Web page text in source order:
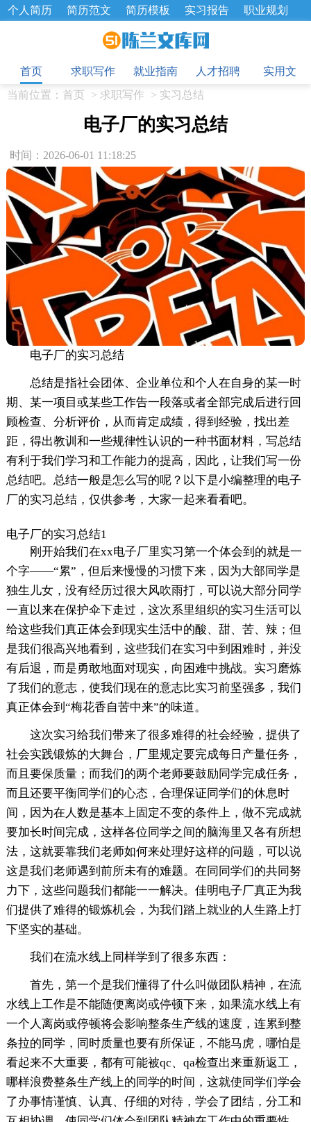
个人简历 简历范文 简历模板 实习报告
职业规划
招聘选拔 绩效考核 企业文化
工作总结
辞职报告
首页
求职写作 就业指南 人才招聘
实用文
当前位置： 首页 > 求职写作 > 实习总结
电子厂的实习总结
时间：2026-06-01 11:18:25
电子厂的实习总结
总结是指社会团体、企业单位和个人在自身的某一时
期、某一项目或某些工作告一段落或者全部完成后进行回
顾检查、分析评价，从而肯定成绩，得到经验，找出差
距，得出教训和一些规律性认识的一种书面材料，写总结
有利于我们学习和工作能力的提高，因此，让我们写一份
总结吧。总结一般是怎么写的呢？以下是小编整理的电子
厂的实习总结，仅供参考，大家一起来看看吧。
电子厂的实习总结1
刚开始我们在xx电子厂里实习第一个体会到的就是一
个字——“累”，但后来慢慢的习惯下来，因为大部同学是
独生儿女，没有经历过很大风吹雨打，可以说大部分同学
一直以来在保护伞下走过，这次系里组织的实习生活可以
给这些我们真正体会到现实生活中的酸、甜、苦、辣；但
是我们很高兴地看到，这些我们在实习中到困难时，并没
有后退，而是勇敢地面对现实，向困难中挑战。实习磨炼
了我们的意志，使我们现在的意志比实习前坚强多，我们
真正体会到“梅花香自苦中来”的味道。
这次实习给我们带来了很多难得的社会经验，提供了
社会实践锻炼的大舞台，厂里规定要完成每日产量任务，
而且要保质量；而我们的两个老师要鼓励同学完成任务，
而且还要平衡同学们的心态，合理保证同学们的休息时
间，因为在人数是基本上固定不变的条件上，做不完成就
要加长时间完成，这样各位同学之间的脑海里又各有所想
法，这就要靠我们老师如何来处理好这样的问题，可以说
这是我们老师遇到前所未有的难题。在同同学们的共同努
力下，这些问题我们都能一一解决。佳明电子厂真正为我
们提供了难得的锻炼机会，为我们踏上就业的人生路上打
下坚实的基础。
我们在流水线上同样学到了很多东西：
首先，第一个是我们懂得了什么叫做团队精神，在流
水线上工作是不能随便离岗或停顿下来，如果流水线上有
一个人离岗或停顿将会影响整条生产线的速度，连累到整
条拉的同学，同时质量也要有所保证，不能马虎，哪怕是
看起来不大重要，都有可能被qc、qa检查出来重新返工，
哪样浪费整条生产线上的同学的时间，这就使同学们学会
了办事情谨慎、认真、仔细的对待，学会了团结，分工和